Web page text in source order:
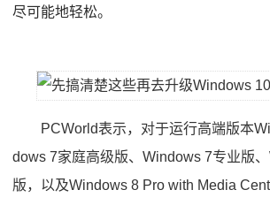
尽可能地轻松。
PCWorld表示，对于运行高端版本
dows 7家庭高级版、Windows 7专业版
版，以及Windows 8 Pro with Media